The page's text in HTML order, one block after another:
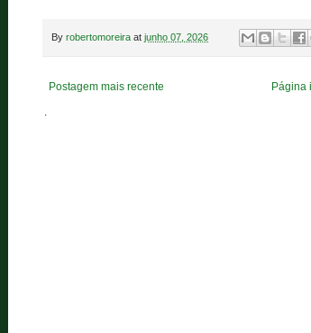
By robertomoreira at junho 07, 2026
Postagem mais recente
Página
.